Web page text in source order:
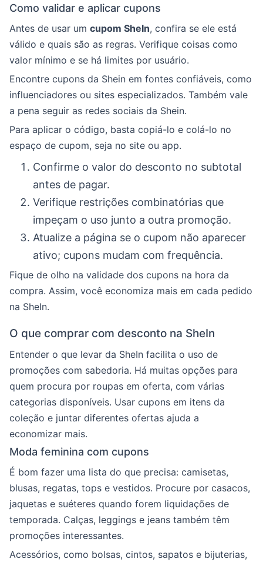
Como validar e aplicar cupons
Antes de usar um cupom SheIn, confira se ele está
válido e quais são as regras. Verifique coisas como
valor mínimo e se há limites por usuário.
Encontre cupons da Shein em fontes confiáveis, como
influenciadores ou sites especializados. Também vale
a pena seguir as redes sociais da Shein.
Para aplicar o código, basta copiá-lo e colá-lo no
espaço de cupom, seja no site ou app.
Confirme o valor do desconto no subtotal
antes de pagar.
Verifique restrições combinatórias que
impeçam o uso junto a outra promoção.
Atualize a página se o cupom não aparecer
ativo; cupons mudam com frequência.
Fique de olho na validade dos cupons na hora da
compra. Assim, você economiza mais em cada pedido
na SheIn.
O que comprar com desconto na SheIn
Entender o que levar da SheIn facilita o uso de
promoções com sabedoria. Há muitas opções para
quem procura por roupas em oferta, com várias
categorias disponíveis. Usar cupons em itens da
coleção e juntar diferentes ofertas ajuda a
economizar mais.
Moda feminina com cupons
É bom fazer uma lista do que precisa: camisetas,
blusas, regatas, tops e vestidos. Procure por casacos,
jaquetas e suéteres quando forem liquidações de
temporada. Calças, leggings e jeans também têm
promoções interessantes.
Acessórios, como bolsas, cintos, sapatos e bijuterias,